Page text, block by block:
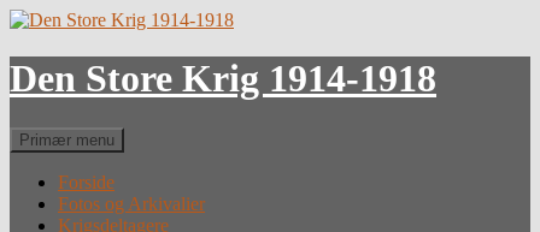
Hop
indhold
Den Store Krig 1914-1918
Søg
Primær menu
Forside
Fotos og Arkivalier
Krigsdeltagere